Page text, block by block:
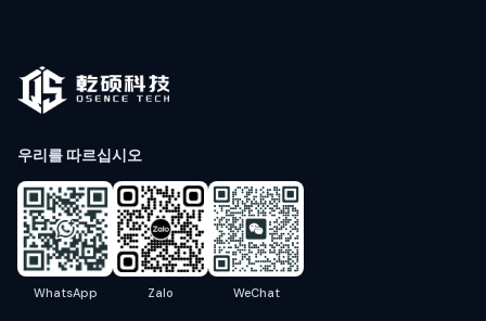
우리를 따르십시오
WhatsApp Zalo WeChat